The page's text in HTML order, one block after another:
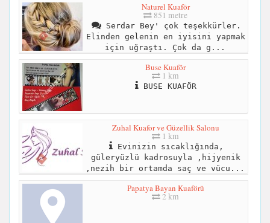
Naturel Kuaför
851 metre
Serdar Bey' çok teşekkürler.
Elinden gelenin en iyisini yapmak
için uğraştı. Çok da g...
Buse Kuaför
1 km
BUSE KUAFÖR
Zuhal Kuafor ve Güzellik Salonu
1 km
Evinizin sıcaklığında,
güleryüzlü kadrosuyla ,hijyenik
,nezih bir ortamda saç ve vücu...
Papatya Bayan Kuaförü
2 km